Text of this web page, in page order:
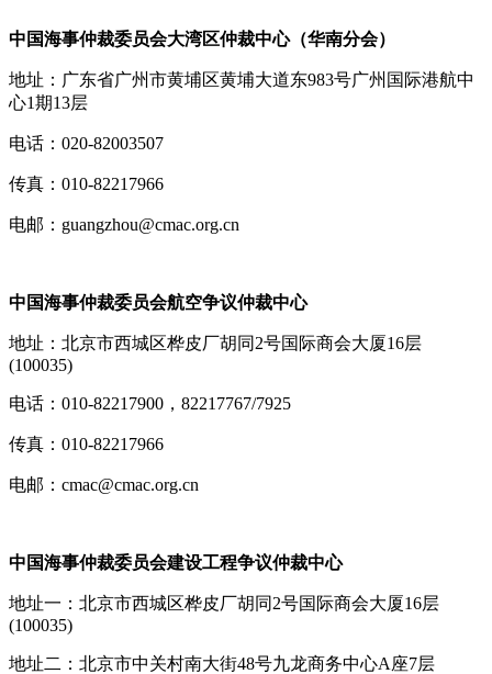
中国海事仲裁委员会大湾区仲裁中心（华南分会）
地址：广东省广州市黄埔区黄埔大道东983号广州国际港航中
心1期13层
电话：020-82003507
传真：010-82217966
电邮：guangzhou@cmac.org.cn
中国海事仲裁委员会航空争议仲裁中心
地址：北京市西城区桦皮厂胡同2号国际商会大厦16层
(100035)
电话：010-82217900，82217767/7925
传真：010-82217966
电邮：cmac@cmac.org.cn
中国海事仲裁委员会建设工程争议仲裁中心
地址一：北京市西城区桦皮厂胡同2号国际商会大厦16层
(100035)
地址二：北京市中关村南大街48号九龙商务中心A座7层